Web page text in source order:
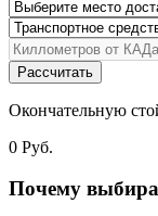
Рассчитать
Окончательную
0 Руб.
Почему